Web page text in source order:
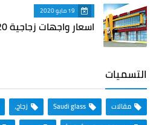
19 مايو 2020
اسعار واجهات زجاجية 2020 بالسعودية
التسميات
مقالات Saudi glass زجاج،